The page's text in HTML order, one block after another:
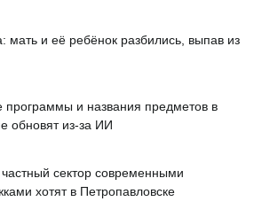
мать и её ребёнок разбились, выпав из
программы и названия предметов в
обновят из-за ИИ
сектор современными
хотят в Петропавловске